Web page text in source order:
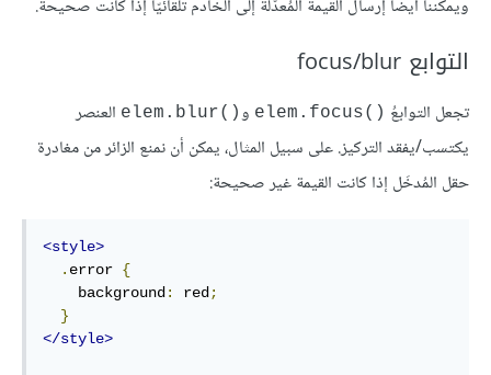
ويمكننا أيضا إرسال القيمة المُعدّلة إلى الخادم تلقائيّا إذا كانت صحيحة.
التوابع focus/blur
تجعل التوابعُ elem.focus()‎ وelem.blur()‎ العنصر
يكتسب/يفقد التركيز. على سبيل المثال، يمكن أن نمنع الزائر من مغادرة
حقل المُدخَل إذا كانت القيمة غير صحيحة:
<style>
. error {
    background
: red;
}
</style>